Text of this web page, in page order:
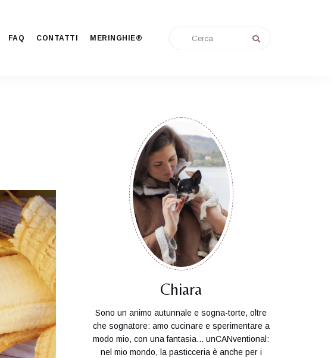
FAQ CONTATTI MERINGHIE®
Chiara
Sono un animo autunnale e sogna-torte, oltre
che sognatore: amo cucinare e sperimentare a
modo mio, con una fantasia... unCANventional:
nel mio mondo, la pasticceria è anche per i